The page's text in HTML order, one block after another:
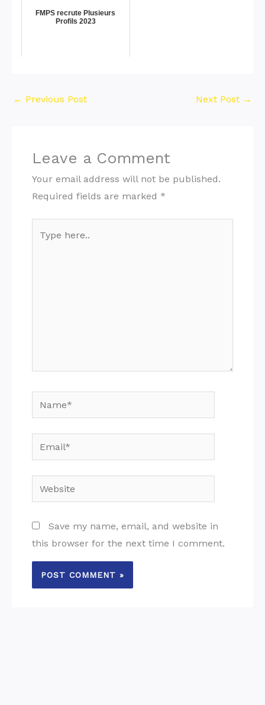
FMPS recrute Plusieurs
Profils 2023
← Previous Post Next Post →
Leave a Comment
Your email address will not be published.
Required fields are marked *
here..
Name*
Email*
Website
Save my name, email, and website in
this browser for the next time I comment.